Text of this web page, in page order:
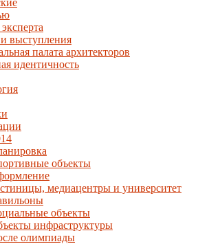
выступления
палата архитекторов
идентичность
объекты
медиацентры и университет
объекты
инфраструктуры
олимпиады